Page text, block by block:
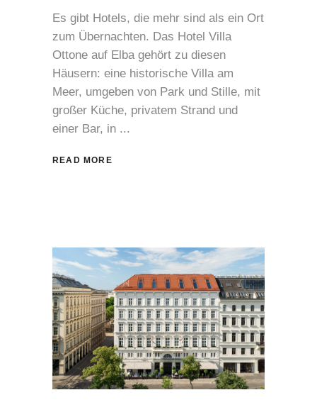
Es gibt Hotels, die mehr sind als ein Ort
zum Übernachten. Das Hotel Villa
Ottone auf Elba gehört zu diesen
Häusern: eine historische Villa am
Meer, umgeben von Park und Stille, mit
großer Küche, privatem Strand und
einer Bar, in
READ MORE